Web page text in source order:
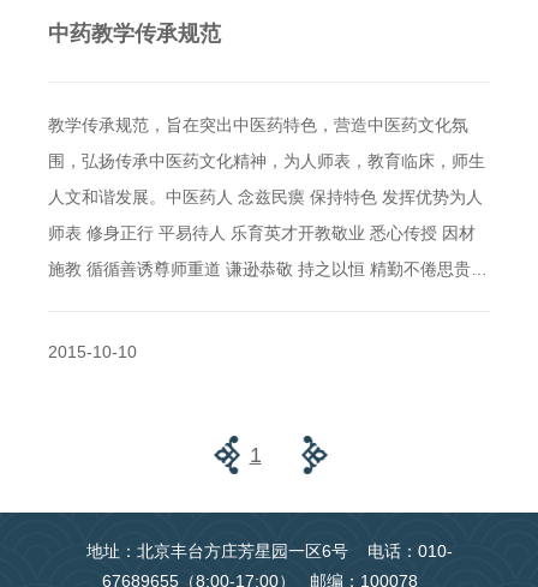
中药教学传承规范
教学传承规范，旨在突出中医药特色，营造中医药文化氛
围，弘扬传承中医药文化精神，为人师表，教育临床，师生
人文和谐发展。中医药人 念兹民瘼 保持特色 发挥优势为人
师表 修身正行 平易待人 乐育英才开教敬业 悉心传授 因材
施教 循循善诱尊师重道 谦逊恭敬 持之以恒 精勤不倦思贵…
2015-10-10
1
地址：北京丰台方庄芳星园一区6号 电话：010-
67689655（8:00-17:00） 邮编：100078